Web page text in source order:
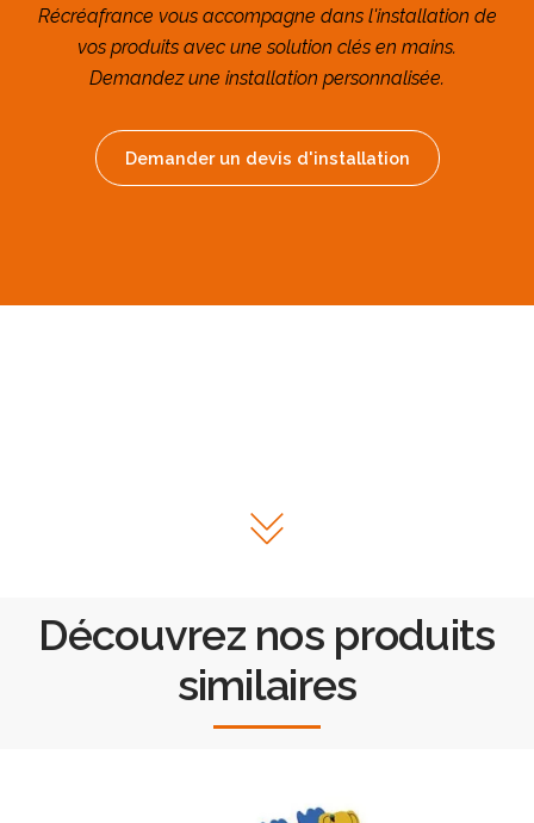
Récréafrance vous accompagne dans l'installation de
vos produits avec une solution clés en mains.
Demandez une installation personnalisée.
Demander un devis d'installation
Découvrez nos produits
similaires